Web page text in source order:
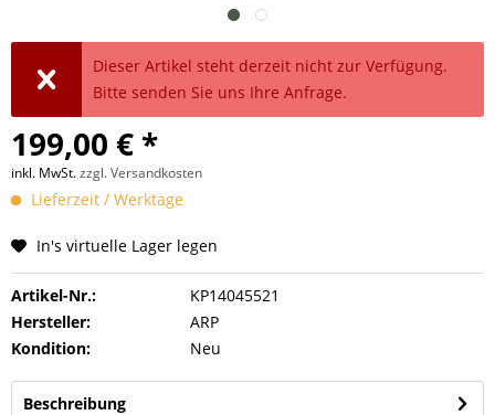
Dieser Artikel steht derzeit nicht zur Verfügung.
Bitte senden Sie uns Ihre Anfrage.
199,00 € *
inkl. MwSt.zzgl. Versandkosten
Lieferzeit / Werktage
In's virtuelle Lager legen
Artikel-Nr.:
KP14045521
Hersteller:
ARP
Kondition:
Neu
Beschreibung